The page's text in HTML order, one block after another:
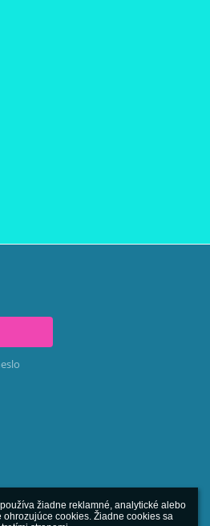
žiadne reklamné, analytické alebo
ohrozujúce cookies. Žiadne cookies sa